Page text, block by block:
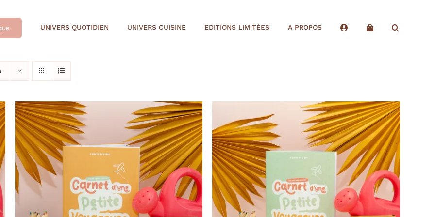
UNIVERS QUOTIDIEN UNIVERS CUISINE EDITIONS LIMITÉES A PROPOS